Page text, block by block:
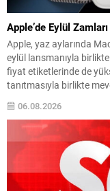
Apple’de Eylül Zamları
Apple, yaz aylarında
eylül lansmanıyla
fiyat etiketlerinde de
tanıtmasıyla birlikte
olabileceği konuşuluyor.
fiyatları dikkat çekici
06.08.2026